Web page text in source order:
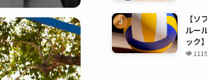
【
ルー
ック】